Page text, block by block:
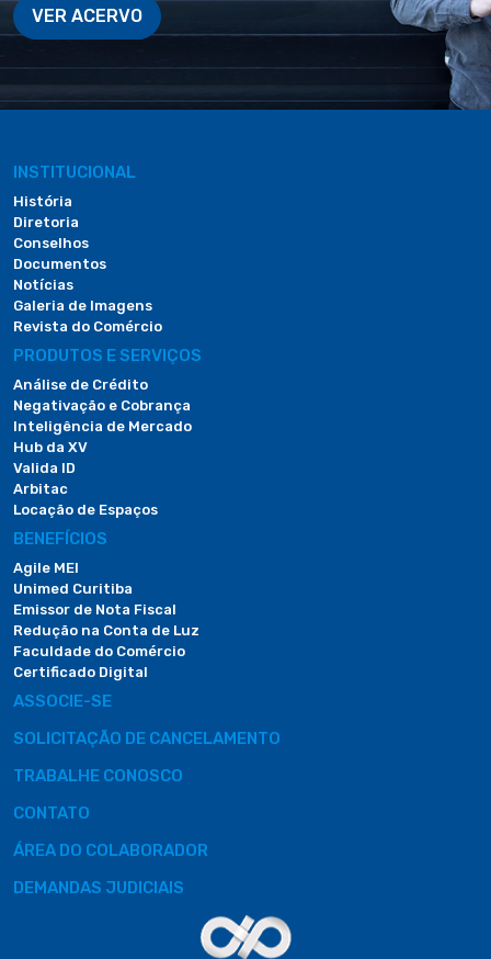
VER ACERVO
INSTITUCIONAL
História
Diretoria
Conselhos
Documentos
Notícias
Galeria de Imagens
Revista do Comércio
PRODUTOS E SERVIÇOS
Análise de Crédito
Negativação e Cobrança
Inteligência de Mercado
Hub da XV
Valida ID
Arbitac
Locação de Espaços
BENEFÍCIOS
Agile MEI
Unimed Curitiba
Emissor de Nota Fiscal
Redução na Conta de Luz
Faculdade do Comércio
Certificado Digital
ASSOCIE-SE
SOLICITAÇÃO DE CANCELAMENTO
TRABALHE CONOSCO
CONTATO
ÁREA DO COLABORADOR
DEMANDAS JUDICIAIS